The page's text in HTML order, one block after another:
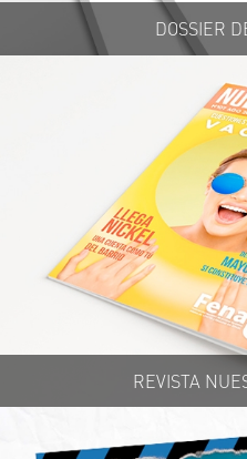
DOSSIER
REVISTA